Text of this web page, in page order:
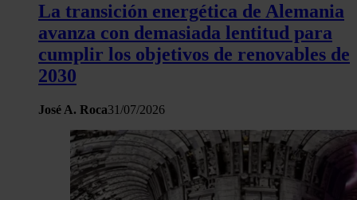
La transición energética de Alemania
avanza con demasiada lentitud para
cumplir los objetivos de renovables de
2030
José A. Roca31/07/2026